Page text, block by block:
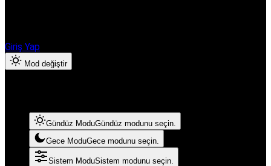
Giriş Yap
Mod değiştir
Gündüz ModuGündüz modunu seçin.
Gece ModuGece modunu seçin.
Sistem ModuSistem modunu seçin.